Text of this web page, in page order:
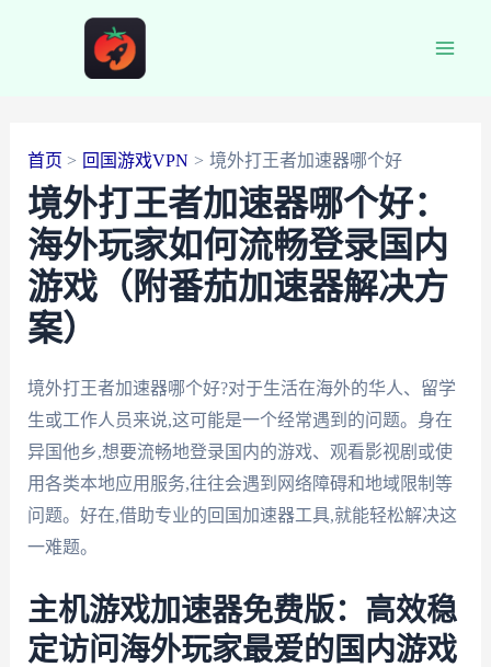
首页 回国游戏VPN 境外打王者加速器哪个好
境外打王者加速器哪个好：
海外玩家如何流畅登录国内
游戏（附番茄加速器解决方
案）
境外打王者加速器哪个好?对于生活在海外的华人、留学
生或工作人员来说,这可能是一个经常遇到的问题。身在
异国他乡,想要流畅地登录国内的游戏、观看影视剧或使
用各类本地应用服务,往往会遇到网络障碍和地域限制等
问题。好在,借助专业的回国加速器工具,就能轻松解决这
一难题。
主机游戏加速器免费版：高效稳
定访问海外玩家最爱的国内游戏